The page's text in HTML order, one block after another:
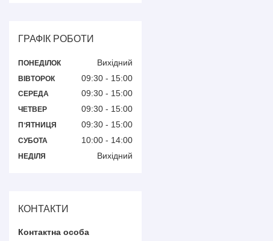
ГРАФІК РОБОТИ
ПОНЕДІЛОК Вихідний
ВІВТОРОК 09:30 15:00
СЕРЕДА 09:30 15:00
ЧЕТВЕР 09:30 15:00
ПʼЯТНИЦЯ 09:30 15:00
СУБОТА 10:00 14:00
НЕДІЛЯ Вихідний
КОНТАКТИ